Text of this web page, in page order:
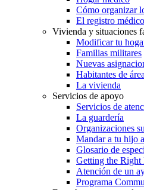
Cómo organizar
El registro
Vivienda y situaciones
Modificar tu
Familias militares
Nuevas
Habitantes de
La vivienda
Servicios de apoyo
Servicios de
La guardería
Organizaciones
Mandar a tu hijo
Glosario de
Getting the Right
Atención de un
Programa